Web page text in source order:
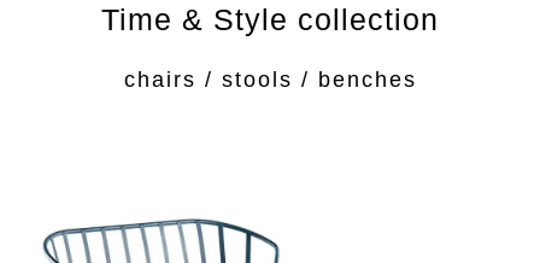
Time & Style collection
chairs / stools / benches